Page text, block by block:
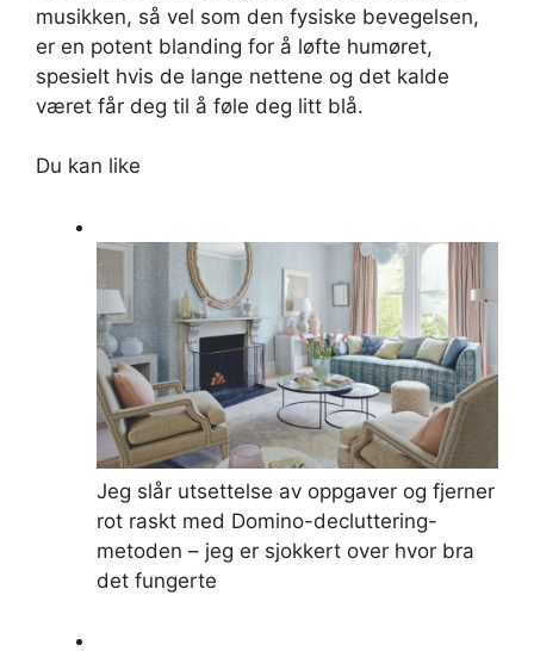
musikken, så vel som den fysiske bevegelsen,
er en potent blanding for å løfte humøret,
spesielt hvis de lange nettene og det kalde
været får deg til å føle deg litt blå.
Du kan like
Jeg slår utsettelse av oppgaver og fjerner
rot raskt med Domino-decluttering-
metoden – jeg er sjokkert over hvor bra
det fungerte